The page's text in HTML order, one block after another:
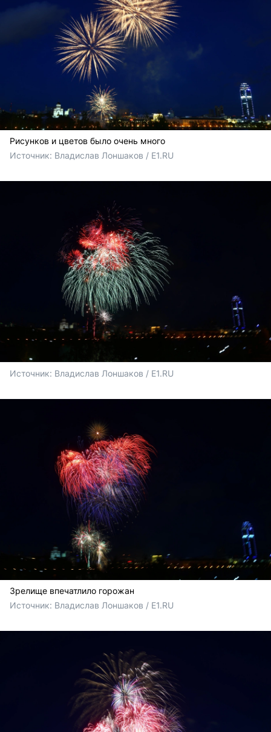
Рисунков и цветов было очень много
Источник: Владислав Лоншаков / E1.RU
Источник: Владислав Лоншаков / E1.RU
Зрелище впечатлило горожан
Источник: Владислав Лоншаков / E1.RU